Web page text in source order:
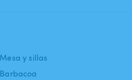
y sillas